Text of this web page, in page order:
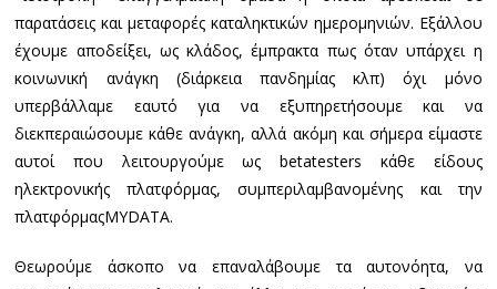
παρατάσεις και μεταφορές καταληκτικών ημερομηνιών. Εξάλλου
έχουμε αποδείξει, ως κλάδος, έμπρακτα πως όταν υπάρχει η
κοινωνική ανάγκη (διάρκεια πανδημίας κλπ) όχι μόνο
υπερβάλλαμε εαυτό για να εξυπηρετήσουμε και να
διεκπεραιώσουμε κάθε ανάγκη, αλλά ακόμη και σήμερα είμαστε
αυτοί που λειτουργούμε ως betatesters κάθε είδους
ηλεκτρονικής πλατφόρμας, συμπεριλαμβανομένης και την
πλατφόρμαςMYDATA.
Θεωρούμε άσκοπο να επαναλάβουμε τα αυτονόητα, να